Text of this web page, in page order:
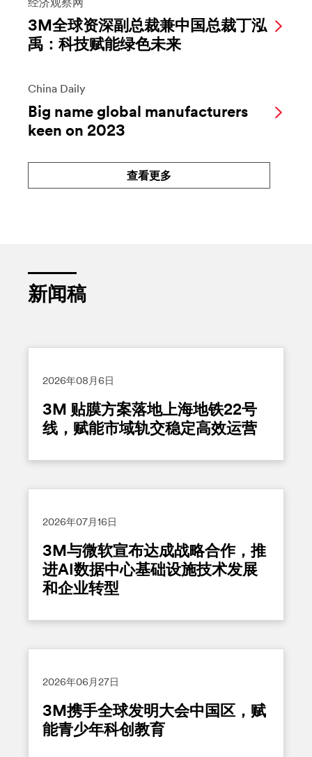
经济观察网
3M全球资深副总裁兼中国总裁丁泓
禹：科技赋能绿色未来
China Daily
Big name global manufacturers
keen on 2023
查看更多
新闻稿
2026年08月6日
3M 贴膜方案落地上海地铁22号
线，赋能市域轨交稳定高效运营
2026年07月16日
3M与微软宣布达成战略合作，推
进AI数据中心基础设施技术发展
和企业转型
2026年06月27日
3M携手全球发明大会中国区，赋
能青少年科创教育